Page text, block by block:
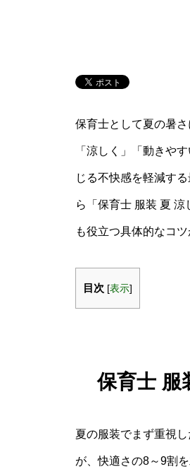
保育士として夏の暑
「涼しく」「動きや
じる不快感を軽減す
ら「保育士 服装 夏
も役立つ具体的なコツ
目次 [表示]
保育士 服
夏の服装でまず重視
が、快適さの8～9割